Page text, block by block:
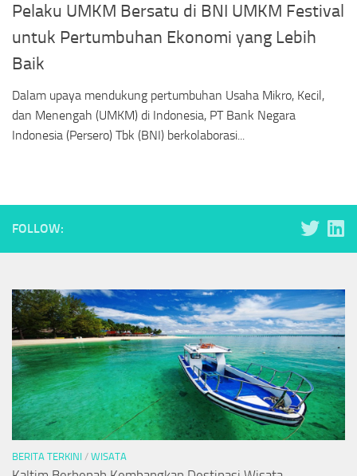
Pelaku UMKM Bersatu di BNI UMKM Festival
untuk Pertumbuhan Ekonomi yang Lebih
Baik
Dalam upaya mendukung pertumbuhan Usaha Mikro, Kecil,
dan Menengah (UMKM) di Indonesia, PT Bank Negara
Indonesia (Persero) Tbk (BNI) berkolaborasi...
FOLLOW:
BERITA TERKINI / WISATA